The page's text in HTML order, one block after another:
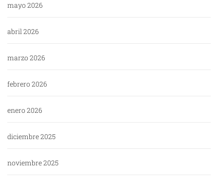
mayo 2026
abril 2026
marzo 2026
febrero 2026
enero 2026
diciembre 2025
noviembre 2025